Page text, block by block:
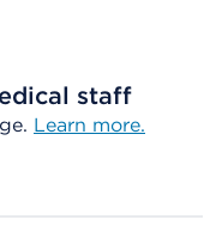
staff
Learn more.